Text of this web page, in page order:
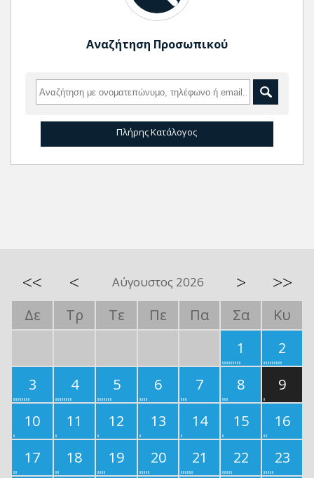
Αναζήτηση Προσωπικού
Πλήρης Κατάλογος
<< < Αύγουστος 2026 > >>
Δε Τρ Τε Πε Πα Σα
Κυ
1
2
3
4 5 6 7 8
9
10
11 12 13 14 15
16
17
18 19 20 21 22
23